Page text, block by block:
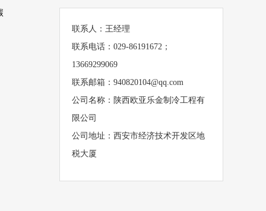
联系人：王经理
联系电话：029-86191672；
13669299069
联系邮箱：940820104@qq.com
公司名称：陕西欧亚乐金制冷工程有
限公司
公司地址：西安市经济技术开发区地
税大厦